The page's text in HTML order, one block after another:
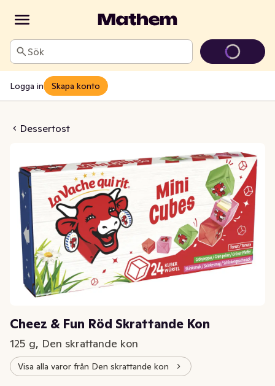
Sök
Logga in Skapa konto
Dessertost
Skrattande Kon
Cheez & Fun Röd Skrattande Kon
125 g, Den skrattande kon
Visa alla varor från Den skrattande kon